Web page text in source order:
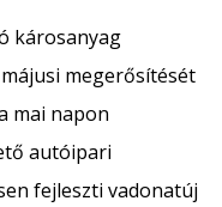
károsanyag
megerősítését
mai napon
autóipari
fejleszti vadonatúj